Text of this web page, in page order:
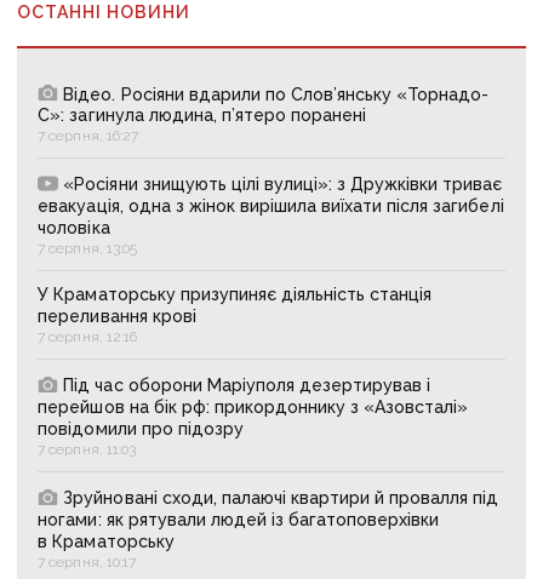
ОСТАННІ НОВИНИ
Відео. Росіяни вдарили по Слов’янську «Торнадо-
С»: загинула людина, п’ятеро поранені
7 серпня, 16:27
«Росіяни знищують цілі вулиці»: з Дружківки триває
евакуація, одна з жінок вирішила виїхати після загибелі
чоловіка
7 серпня, 13:05
У Краматорську призупиняє діяльність станція
переливання крові
7 серпня, 12:16
Під час оборони Маріуполя дезертирував і
перейшов на бік рф: прикордоннику з «Азовсталі»
повідомили про підозру
7 серпня, 11:03
Зруйновані сходи, палаючі квартири й провалля під
ногами: як рятували людей із багатоповерхівки
в Краматорську
7 серпня, 10:17